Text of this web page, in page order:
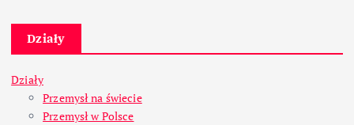
Działy
Działy
Przemysł na świecie
Przemysł w Polsce